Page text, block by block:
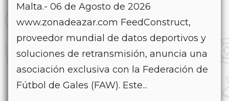
Malta.- 06 de Agosto de 2026
www.zonadeazar.com FeedConstruct,
proveedor mundial de datos deportivos y
soluciones de retransmisión, anuncia una
asociación exclusiva con la Federación de
Fútbol de Gales (FAW). Este...